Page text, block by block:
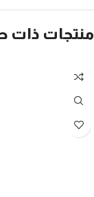
منتجات ذات